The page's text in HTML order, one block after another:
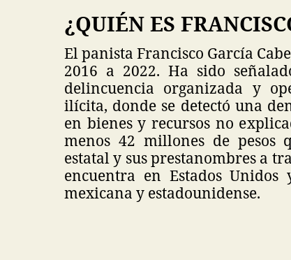
¿QUIÉN ES
El panista Francisco García
2016 a 2022. Ha sido
delincuencia organizada y
ilícita, donde se detectó una
en bienes y recursos no
menos 42 millones de pesos
estatal y sus prestanombres a
encuentra en Estados
mexicana y estadounidense.